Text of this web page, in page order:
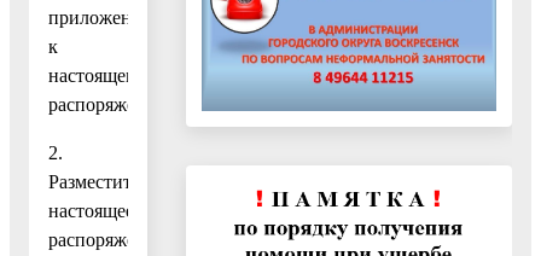
приложению,
к
настоящему
распоряжению.
2.
Разместить
настоящее
распоряжение